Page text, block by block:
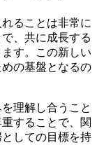
ることは非常に
、共に成長する
す。この新しい
の基盤となるの
理解し合うこと
することで、関
しての目標を持